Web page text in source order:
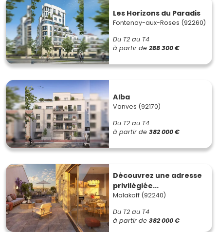
Les Horizons du Paradis
Fontenay-aux-Roses (92260)
Du T2 au T4
à partir de 288 300 €
Alba
Vanves (92170)
Du T2 au T4
à partir de 382 000 €
Découvrez une adresse
privilégiée...
Malakoff (92240)
Du T2 au T4
à partir de 382 000 €